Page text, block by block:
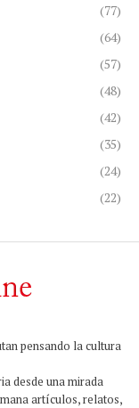
(77)
(64)
(57)
(48)
(42)
(35)
(24)
(22)
pensando la cultura
desde una mirada
artículos, relatos,